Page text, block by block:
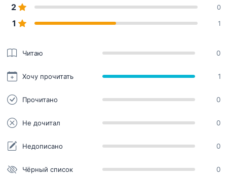
2 0
1 1
Читаю 0
Хочу прочитать 1
Прочитано 0
Не дочитал 0
Недописано 0
Чёрный список 0